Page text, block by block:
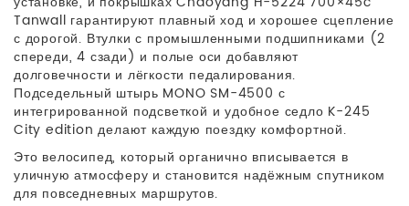
Tanwall гарантируют плавный ход и хорошее сцепление
с дорогой. Втулки с промышленными подшипниками (2
спереди, 4 сзади) и полые оси добавляют
долговечности и лёгкости педалирования.
Подседельный штырь MONO SM-4500 с
интегрированной подсветкой и удобное седло K-245
City edition делают каждую поездку комфортной.
Это велосипед, который органично вписывается в
уличную атмосферу и становится надёжным спутником
для повседневных маршрутов.